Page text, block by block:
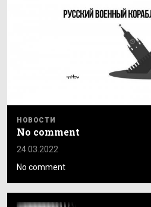
НОВОСТИ
No comment
24.03.2022
No comment